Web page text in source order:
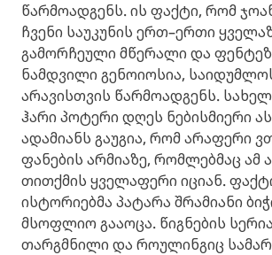
წარმოადგენს. ის ფაქტი, რომ
ჩვენი საუკუნის ერთ–ერთი
გამორჩეული მწერალი და
ნამდვილი გენოიოსია,
არავისთვის წარმოადგენს.
ჰარი პოტერი დღეს ნებისმიერი
ადამიანს გაუგია, რომ არაფერი
ფანების არმიაზე, რომლებმაც ამ
თითქმის ყველაფერი იციან.
ისტორიებმა პატარა შრამიანი
მსოფლიო გააოცა. წიგნების სერია
თარგმნილი და როულინგიც